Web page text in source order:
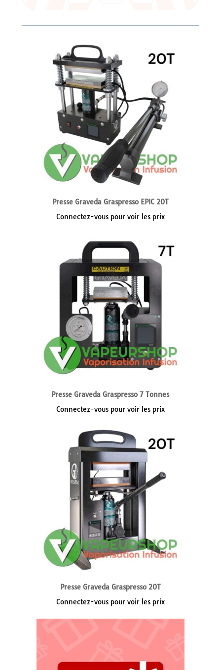
Presse Graveda Graspresso EPIC 20T
Connectez-vous pour voir les prix
Presse Graveda Graspresso 7 Tonnes
Connectez-vous pour voir les prix
Presse Graveda Graspresso 20T
Connectez-vous pour voir les prix